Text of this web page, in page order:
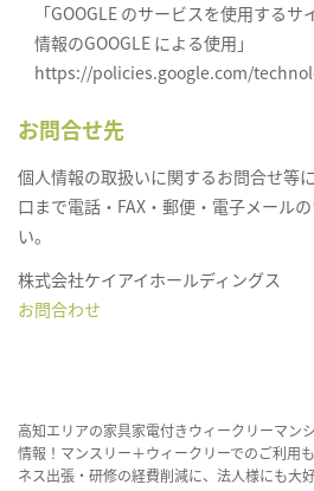
「GOOGLE のサービスを使用する
情報のGOOGLE による使用」
https://policies.google.com/
お問合せ先
個人情報の取扱いに関するお問合せ等
口まで電話・FAX・郵便・電子メール
い。
株式会社ケイアイホールディングス
お問合わせ
高知エリアの家具家電付きウィークリーマン
情報！マンスリー＋ウィークリーでのご利用
ネス出張・研修の経費削減に、法人様にも大